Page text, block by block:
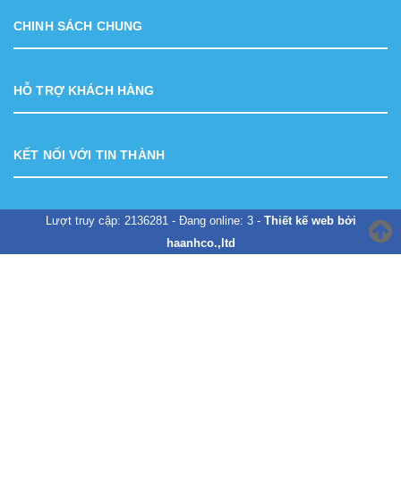
CHINH SÁCH CHUNG
HỖ TRỢ KHÁCH HÀNG
KẾT NỐI VỚI TIN THÀNH
Lượt truy cập: 2136281 - Đang online: 3 - Thiết kế web bởi
haanhco.,ltd